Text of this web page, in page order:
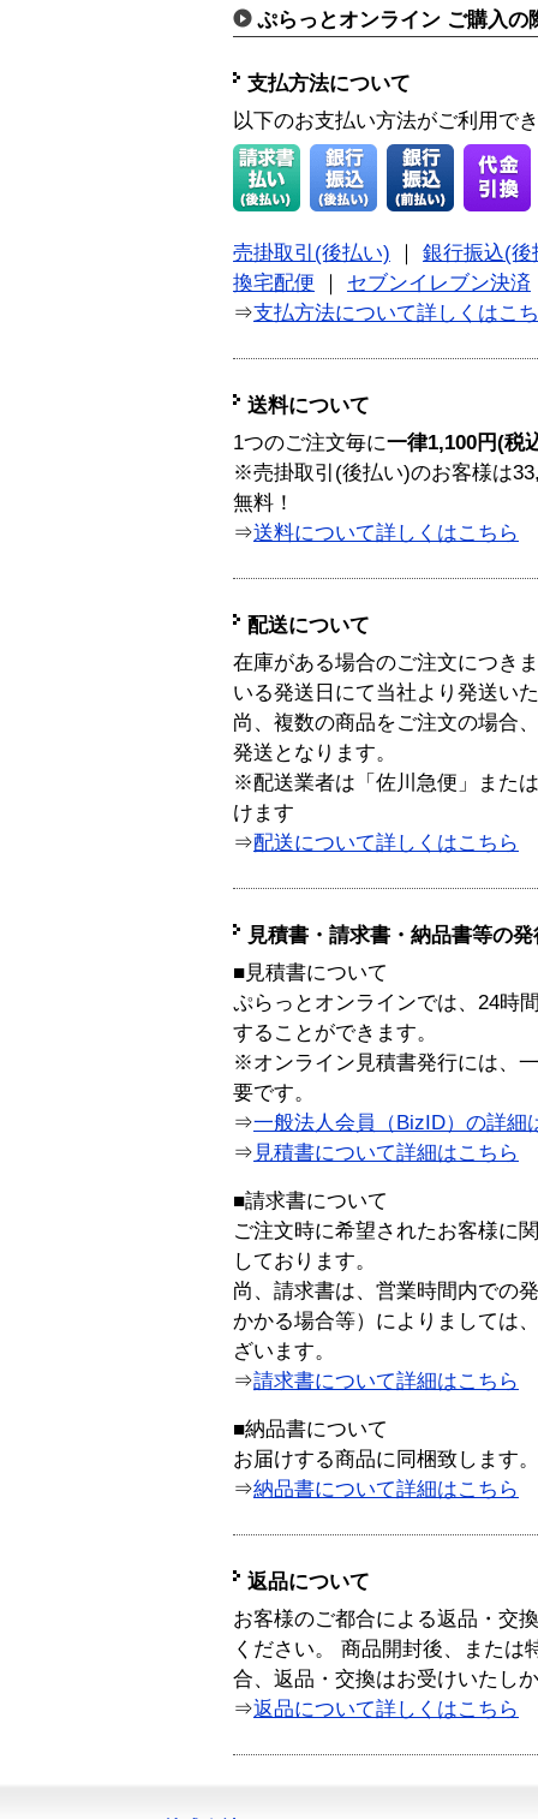
ぷらっとオンライン ご購入の
支払方法について
以下のお支払い方法がご利用で
売掛取引(後払い)
銀行振込(後
換宅配便
セブンイレブン決済
⇒支払方法について詳しくはこ
送料について
1つのご注文毎に一律1,100円(税
※売掛取引(後払い)のお客様は
無料！
⇒送料について詳しくはこちら
配送について
在庫がある場合のご注文につき
いる発送日にて当社より発送い
尚、複数の商品をご注文の場合
発送となります。
※配送業者は「佐川急便」また
けます
⇒配送について詳しくはこちら
見積書・請求書・納品書等の
■見積書について
ぷらっとオンラインでは、24時
することができます。
※オンライン見積書発行には、
要です。
⇒一般法人会員（BizID）の詳細
⇒ 見積書について詳細はこちら
■請求書について
ご注文時に希望されたお客様に
しております。
尚、請求書は、営業時間内での
かかる場合等）によりましては
ざいます。
⇒請求書について詳細はこちら
■納品書について
お届けする商品に同梱致します。
⇒納品書について詳細はこちら
返品について
お客様のご都合による返品・交
ください。 商品開封後、または
合、返品・交換はお受けいたし
⇒返品について詳しくはこちら